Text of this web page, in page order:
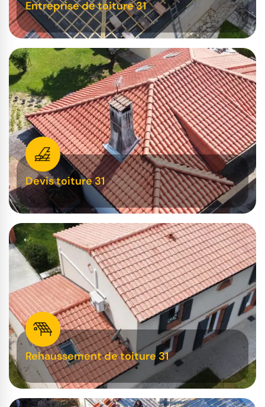
Entreprise de toiture 31
Devis toiture 31
Rehaussement de toiture 31